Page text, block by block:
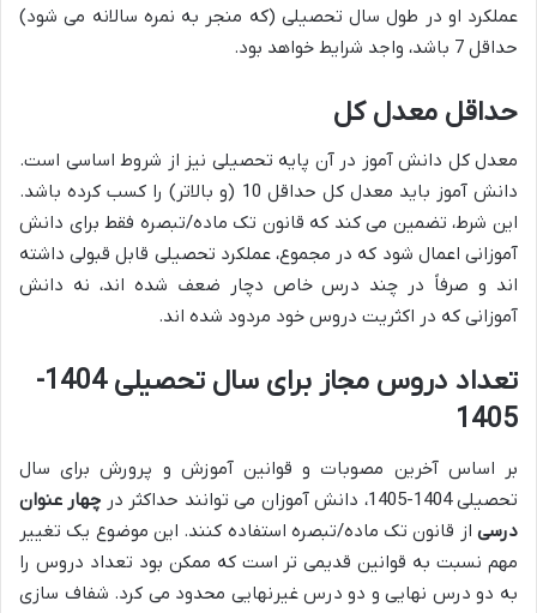
عملکرد او در طول سال تحصیلی (که منجر به نمره سالانه می شود)
حداقل 7 باشد، واجد شرایط خواهد بود.
حداقل معدل کل
معدل کل دانش آموز در آن پایه تحصیلی نیز از شروط اساسی است.
دانش آموز باید معدل کل حداقل 10 (و بالاتر) را کسب کرده باشد.
این شرط، تضمین می کند که قانون تک ماده/تبصره فقط برای دانش
آموزانی اعمال شود که در مجموع، عملکرد تحصیلی قابل قبولی داشته
اند و صرفاً در چند درس خاص دچار ضعف شده اند، نه دانش
آموزانی که در اکثریت دروس خود مردود شده اند.
تعداد دروس مجاز برای سال تحصیلی 1404-
1405
بر اساس آخرین مصوبات و قوانین آموزش و پرورش برای سال
تحصیلی 1404-1405، دانش آموزان می توانند حداکثر در
چهار عنوان
درسی از قانون تک ماده/تبصره استفاده کنند. این موضوع یک تغییر
مهم نسبت به قوانین قدیمی تر است که ممکن بود تعداد دروس را
به دو درس نهایی و دو درس غیرنهایی محدود می کرد. شفاف سازی